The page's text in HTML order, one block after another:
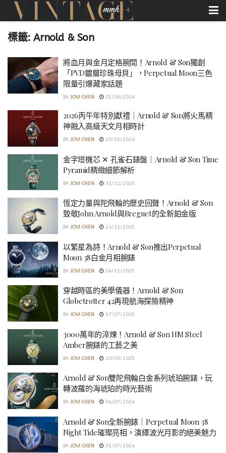
標籤:Arnold & Son
將血月與金月定格腕間！Arnold & Son獨創
「PVD鍍層珍珠母貝」，Perpetual Moon三色
限量引爆藏家話題
BY JOVI CHEN 25/06/2026
2026丙午年特別獻禮｜Arnold & Son將火馬精
神融入高級天文月相時計
BY JOVI CHEN 20/01/2026
金字塔機芯 ✕ 孔雀石錶盤｜Arnold & Son Time
Pyramid精緻細節解析
BY JOVI CHEN 31/12/2025
恆定力量與陀飛輪的歷史回聲！Arnold & Son
致敬John Arnold與Breguet的全新鉑金版
BY JOVI CHEN 24/11/2025
以繁星為詩！Arnold & Son推出Perpetual
Moon 38白金月相腕錶
BY JOVI CHEN 04/11/2025
穿越時區的美學儀器！Arnold & Son
Globetrotter 42再現航海探險精神
BY JOVI CHEN 17/07/2025
3000萬年的淬煉！Arnold & Son HM Steel
Amber腕錶的工藝之美
BY JOVI CHEN 20/03/2025
Arnold & Son雙陀飛輪白金系列琥珀腕錶，玩
轉波羅的海琥珀的時光藝術
BY JOVI CHEN 04/07/2024
Arnold & Son全新腕錶｜Perpetual Moon 38
Night Tide璀璨亮相，演繹波光月影的絕美魅力
BY JOVI CHEN 01/07/2024